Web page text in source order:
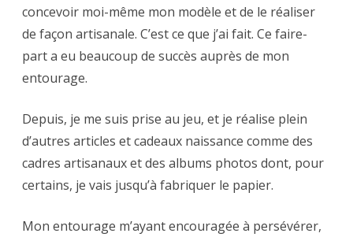
concevoir moi-même mon modèle et de le réaliser
de façon artisanale. C’est ce que j’ai fait. Ce faire-
part a eu beaucoup de succès auprès de mon
entourage.
Depuis, je me suis prise au jeu, et je réalise plein
d’autres articles et cadeaux naissance comme des
cadres artisanaux et des albums photos dont, pour
certains, je vais jusqu’à fabriquer le papier.
Mon entourage m’ayant encouragée à persévérer,